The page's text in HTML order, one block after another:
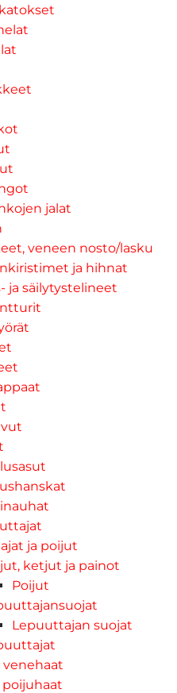
jalat
veneen nosto/lasku
ja hihnat
ja säilytystelineet
ja poijut
ketjut ja painot
Poijut
Lepuuttajan suojat
venehaat
poijuhaat